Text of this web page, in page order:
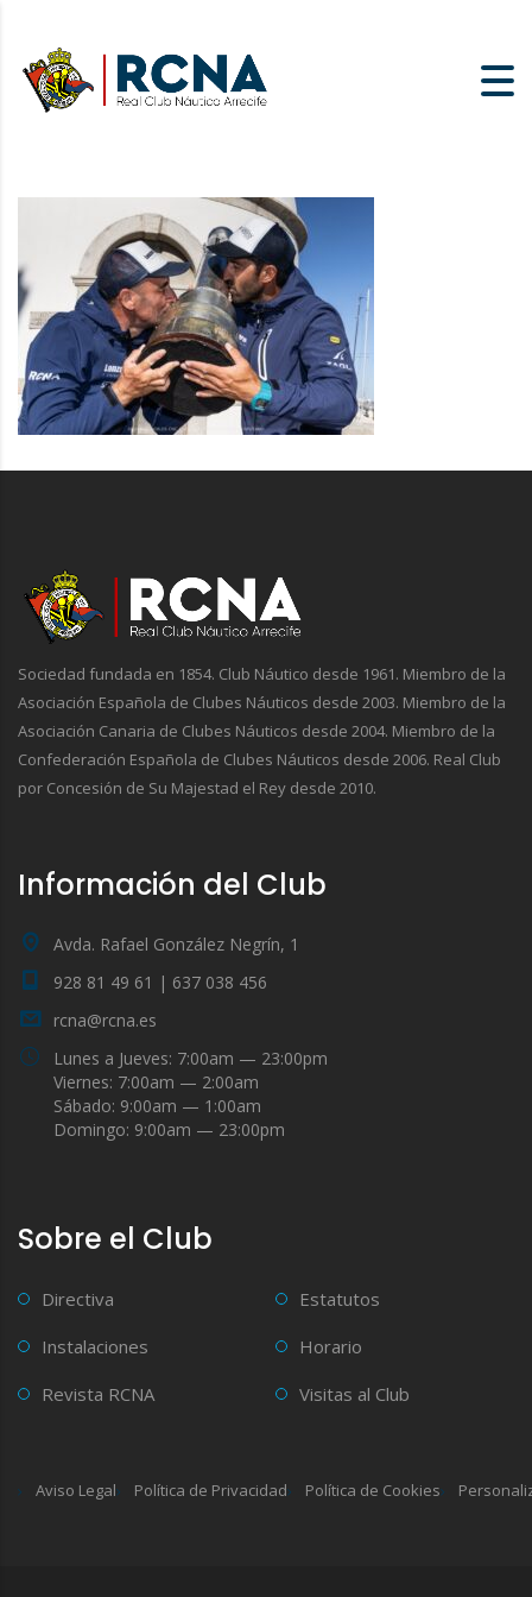
Sociedad fundada en 1854. Club Náutico desde 1961. Miembro de la
Asociación Española de Clubes Náuticos desde 2003. Miembro de la
Asociación Canaria de Clubes Náuticos desde 2004. Miembro de la
Confederación Española de Clubes Náuticos desde 2006. Real Club
por Concesión de Su Majestad el Rey desde 2010.
Información del Club
Avda. Rafael González Negrín, 1
928 81 49 61 | 637 038 456
rcna@rcna.es
Lunes a Jueves: 7:00am — 23:00pm
Viernes: 7:00am — 2:00am
Sábado: 9:00am — 1:00am
Domingo: 9:00am — 23:00pm
Sobre el Club
Directiva
Estatutos
Instalaciones
Horario
Revista RCNA
Visitas al Club
Aviso Legal Política de Privacidad Política de Cookies